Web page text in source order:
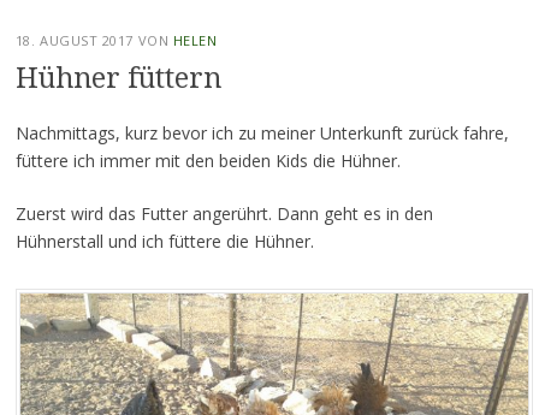
18. AUGUST 2017 VON HELEN
Hühner füttern
Nachmittags, kurz bevor ich zu meiner Unterkunft zurück fahre,
füttere ich immer mit den beiden Kids die Hühner.
Zuerst wird das Futter angerührt. Dann geht es in den
Hühnerstall und ich füttere die Hühner.